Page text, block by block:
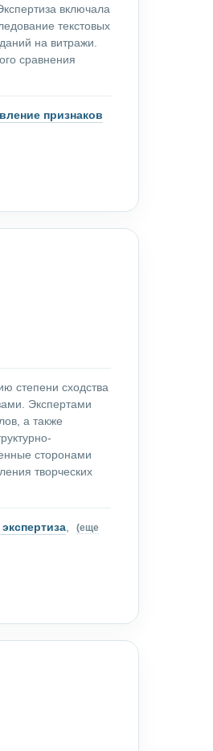
включала
текстовых
на витражи.
сравнения
признаков
степени сходства
Экспертами
а также
сторонами
творческих
,
(еще